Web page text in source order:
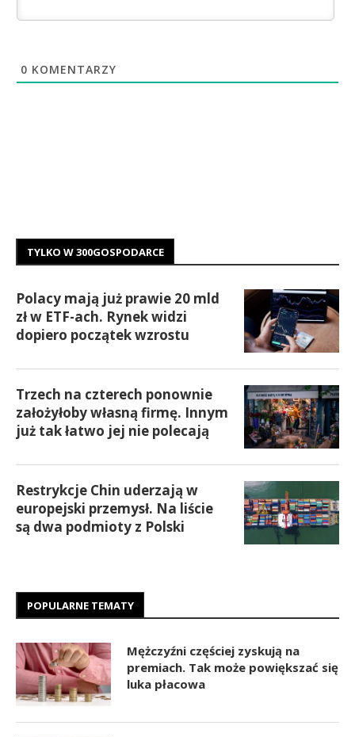
0 KOMENTARZY
TYLKO W 300GOSPODARCE
Polacy mają już prawie 20 mld
zł w ETF-ach. Rynek widzi
dopiero początek wzrostu
Trzech na czterech ponownie
założyłoby własną firmę. Innym
już tak łatwo jej nie polecają
Restrykcje Chin uderzają w
europejski przemysł. Na liście
są dwa podmioty z Polski
POPULARNE TEMATY
Mężczyźni częściej zyskują na
premiach. Tak może powiększać się
luka płacowa